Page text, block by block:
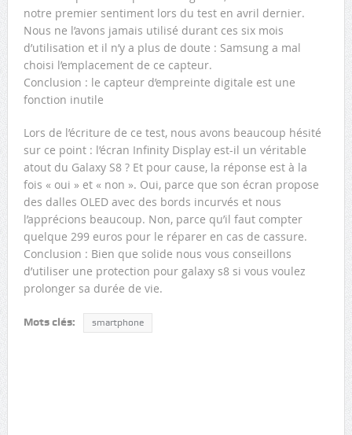
notre premier sentiment lors du test en avril dernier.
Nous ne l’avons jamais utilisé durant ces six mois
d’utilisation et il n’y a plus de doute : Samsung a mal
choisi l’emplacement de ce capteur.
Conclusion : le capteur d’empreinte digitale est une
fonction inutile
Lors de l’écriture de ce test, nous avons beaucoup hésité
sur ce point : l’écran Infinity Display est-il un véritable
atout du Galaxy S8 ? Et pour cause, la réponse est à la
fois « oui » et « non ». Oui, parce que son écran propose
des dalles OLED avec des bords incurvés et nous
l’apprécions beaucoup. Non, parce qu’il faut compter
quelque 299 euros pour le réparer en cas de cassure.
Conclusion : Bien que solide nous vous conseillons
d’utiliser une protection pour galaxy s8 si vous voulez
prolonger sa durée de vie.
Mots clés: smartphone